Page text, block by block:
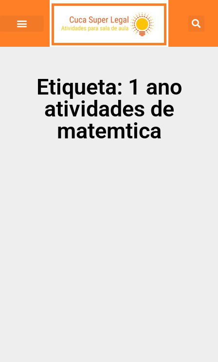
Etiqueta: 1 ano
atividades de
matemtica